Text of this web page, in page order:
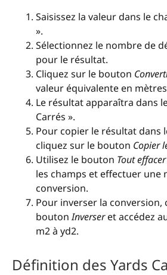
Saisissez la valeur dans le
».
Sélectionnez le nombre de
pour le résultat.
Cliquez sur le bouton
valeur équivalente en
Le résultat apparaîtra dans
Carrés ».
Pour copier le résultat dans
cliquez sur le bouton Copier
Utilisez le bouton Tout effacer
les champs et effectuer une
conversion.
Pour inverser la conversion,
boutonInverseret accédez
m2 à yd2.
Définition des Yards